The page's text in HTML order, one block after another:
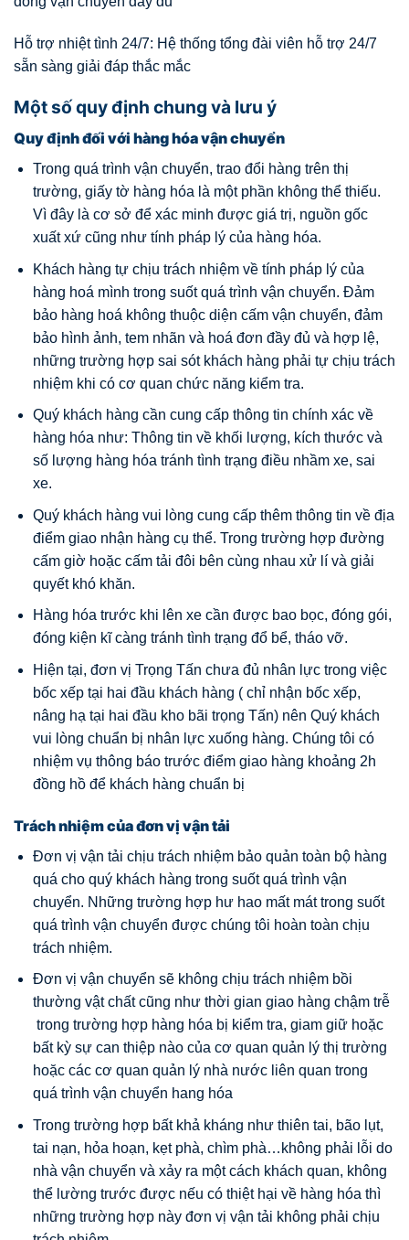
Hỗ trợ nhiệt tình 24/7: Hệ thống tổng đài viên hỗ trợ 24/7
sẵn sàng giải đáp thắc mắc
Một số quy định chung và lưu ý
Quy định đối với hàng hóa vận chuyển
Trong quá trình vận chuyển, trao đổi hàng trên thị
trường, giấy tờ hàng hóa là một phần không thể thiếu.
Vì đây là cơ sở để xác minh được giá trị, nguồn gốc
xuất xứ cũng như tính pháp lý của hàng hóa.
Khách hàng tự chịu trách nhiệm về tính pháp lý của
hàng hoá mình trong suốt quá trình vận chuyển. Đảm
bảo hàng hoá không thuộc diện cấm vận chuyển, đảm
bảo hình ảnh, tem nhãn và hoá đơn đầy đủ và hợp lệ,
những trường hợp sai sót khách hàng phải tự chịu trách
nhiệm khi có cơ quan chức năng kiểm tra.
Quý khách hàng cần cung cấp thông tin chính xác về
hàng hóa như: Thông tin về khối lượng, kích thước và
số lượng hàng hóa tránh tình trạng điều nhầm xe, sai
xe.
Quý khách hàng vui lòng cung cấp thêm thông tin về địa
điểm giao nhận hàng cụ thể. Trong trường hợp đường
cấm giờ hoặc cấm tải đôi bên cùng nhau xử lí và giải
quyết khó khăn.
Hàng hóa trước khi lên xe cần được bao bọc, đóng gói,
đóng kiện kĩ càng tránh tình trạng đổ bể, tháo vỡ.
Hiện tại, đơn vị Trọng Tấn chưa đủ nhân lực trong việc
bốc xếp tại hai đầu khách hàng ( chỉ nhận bốc xếp,
nâng hạ tại hai đầu kho bãi trọng Tấn) nên Quý khách
vui lòng chuẩn bị nhân lực xuống hàng. Chúng tôi có
nhiệm vụ thông báo trước điểm giao hàng khoảng 2h
đồng hồ để khách hàng chuẩn bị
Trách nhiệm của đơn vị vận tải
Đơn vị vận tải chịu trách nhiệm bảo quản toàn bộ hàng
quá cho quý khách hàng trong suốt quá trình vận
chuyển. Những trường hợp hư hao mất mát trong suốt
quá trình vận chuyển được chúng tôi hoàn toàn chịu
trách nhiệm.
Đơn vị vận chuyển sẽ không chịu trách nhiệm bồi
thường vật chất cũng như thời gian giao hàng chậm trễ
trong trường hợp hàng hóa bị kiểm tra, giam giữ hoặc
bất kỳ sự can thiệp nào của cơ quan quản lý thị trường
hoặc các cơ quan quản lý nhà nước liên quan trong
quá trình vận chuyển hang hóa
Trong trường hợp bất khả kháng như thiên tai, bão lụt,
tai nạn, hỏa hoạn, kẹt phà, chìm phà…không phải lỗi do
nhà vận chuyển và xảy ra một cách khách quan, không
thể lường trước được nếu có thiệt hại về hàng hóa thì
những trường hợp này đơn vị vận tải không phải chịu